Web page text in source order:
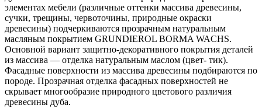
элементах мебели (различные оттенки массива древесины,
сучки, трещины, червоточины, природные окраски
древесины) подчеркиваются прозрачным натуральным
масляным покрытием GRUNDIEROL BORMA WACHS.
Основной вариант защитно-декоративного покрытия деталей
из массива — отделка натуральным маслом (цвет- тик).
Фасадные поверхности из массива древесины подбираются по
породе. Прозрачная отделка фасадных поверхностей не
скрывает многообразие природного цветового различия
древесины дуба.